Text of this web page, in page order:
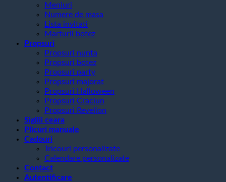
Meniuri
Numere de masa
Lista invitati
Marturii botez
Propsuri
Propsuri nunta
Propsuri botez
Propsuri party
Propsuri majorat
Propsuri Halloween
Propsuri Craciun
Propsuri Revelion
Sigilii ceara
Plicuri manuale
Cadouri
Tricouri personalizate
Calendare personalizate
Contact
Autentificare